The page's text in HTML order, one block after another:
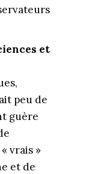
et
peu de
guère
vrais »
et de